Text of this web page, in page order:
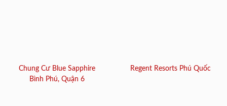
Chung Cư Blue Sapphire
Bình Phú, Quận 6
Regent Resorts Phú Quốc